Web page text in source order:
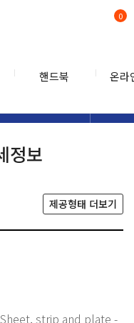
핸드북 온라
0
정보
제공형태 더보기
strip and plate -